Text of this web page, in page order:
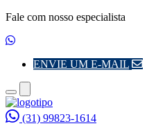
Fale com nosso especialista
ENVIE UM E-MAIL
Toggle
navigation
navigation
(31) 99823-1614